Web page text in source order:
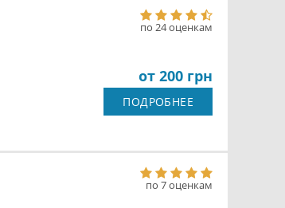
по 24 оценкам
от 200 грн
ПОДРОБНЕЕ
по 7 оценкам